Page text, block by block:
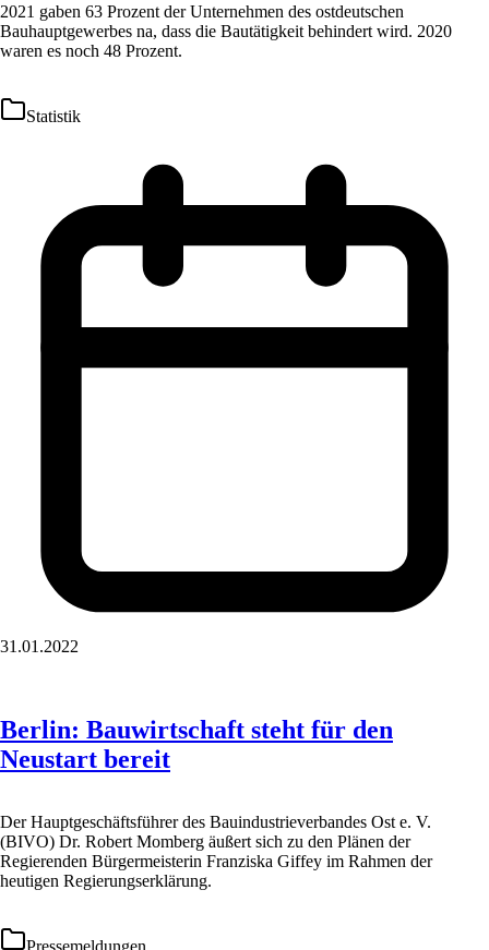
2021 gaben 63 Prozent der Unternehmen des ostdeutschen
Bauhauptgewerbes na, dass die Bautätigkeit behindert wird. 2020
waren es noch 48 Prozent.
Statistik
31.01.2022
Berlin: Bauwirtschaft steht für den
Neustart bereit
Der Hauptgeschäftsführer des Bauindustrieverbandes Ost e. V.
(BIVO) Dr. Robert Momberg äußert sich zu den Plänen der
Regierenden Bürgermeisterin Franziska Giffey im Rahmen der
heutigen Regierungserklärung.